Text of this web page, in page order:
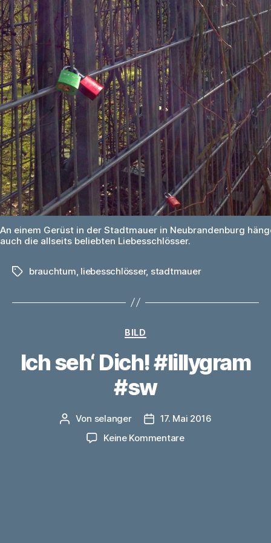
An einem Gerüst in der Stadtmauer in Neubrandenburg
auch die allseits beliebten Liebesschlösser.
Schlagwörter
brauchtum liebesschlösser, stadtmauer
Kategorien
BILD
Ich seh‘ Dich! #lillygram
#sw
Beitragsautor
Von selanger Veröffentlichungsdatum
17. Mai 2016
Keine Kommentarezu